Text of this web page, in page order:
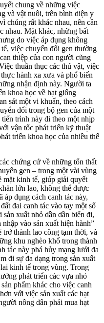
chung về những việc
và vật nuôi, trên bình diện y
chúng rất khác nhau, nên cần
nhau. Mặt khác, những bất
do việc áp dụng không
việc chuyển đổi gen thường
thiệp của con người cũng
thuần thục các thú vật, việc
hành xa xưa và phổ biến
nhận định này. Người ta
khoa học về hạt giống
sát một vi khuẩn, theo cách
đổi trong bộ gen của một
trình này đi theo một nhịp
vận tốc phát triển kỹ thuật
triển khoa học của nhiều thế
chứng cứ về những tổn thất
gen – trong một vài vùng
mặt kinh tế, giúp giải quyết
lớn lao, không thể được
dụng cách canh tác này,
đai canh tác vào tay một số
xuất nhỏ dần dần biến đi,
vào sản xuất hiện hành”
thành lao công tạm thời, và
khu nghèo khổ trong thành
tác này phá hủy mạng lưới đa
đi sự đa dạng trong sản xuất
kinh tế trong vùng. Trong
phát triển các vựa nhỏ
phẩm khác cho việc canh
với việc sản xuất các hạt
nông dân phải mua hạt